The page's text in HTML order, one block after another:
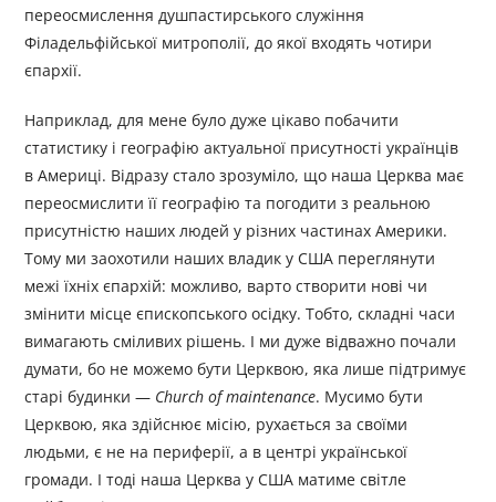
переосмислення душпастирського служіння
Філадельфійської митрополії, до якої входять чотири
єпархії.
Наприклад, для мене було дуже цікаво побачити
статистику і географію актуальної присутності українців
в Америці. Відразу стало зрозуміло, що наша Церква має
переосмислити її географію та погодити з реальною
присутністю наших людей у різних частинах Америки.
Тому ми заохотили наших владик у США переглянути
межі їхніх єпархій: можливо, варто створити нові чи
змінити місце єпископського осідку. Тобто, складні часи
вимагають сміливих рішень. І ми дуже відважно почали
думати, бо не можемо бути Церквою, яка лише підтримує
старі будинки — Church of maintenance. Мусимо бути
Церквою, яка здійснює місію, рухається за своїми
людьми, є не на периферії, а в центрі української
громади. І тоді наша Церква у США матиме світле